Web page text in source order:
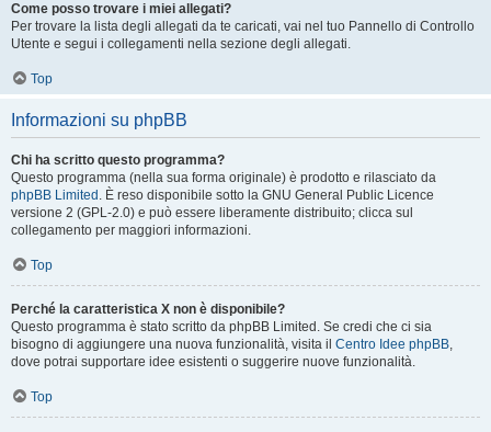
Come posso trovare i miei allegati?
Per trovare la lista degli allegati da te caricati, vai nel tuo Pannello di Controllo
Utente e segui i collegamenti nella sezione degli allegati.
Top
Informazioni su phpBB
Chi ha scritto questo programma?
Questo programma (nella sua forma originale) è prodotto e rilasciato da
phpBB Limited . È reso disponibile sotto la GNU General Public Licence
versione 2 (GPL-2.0) e può essere liberamente distribuito; clicca sul
collegamento per maggiori informazioni.
Top
Perché la caratteristica X non è disponibile?
Questo programma è stato scritto da phpBB Limited. Se credi che ci sia
bisogno di aggiungere una nuova funzionalità, visita il Centro Idee phpBB,
dove potrai supportare idee esistenti o suggerire nuove funzionalità.
Top